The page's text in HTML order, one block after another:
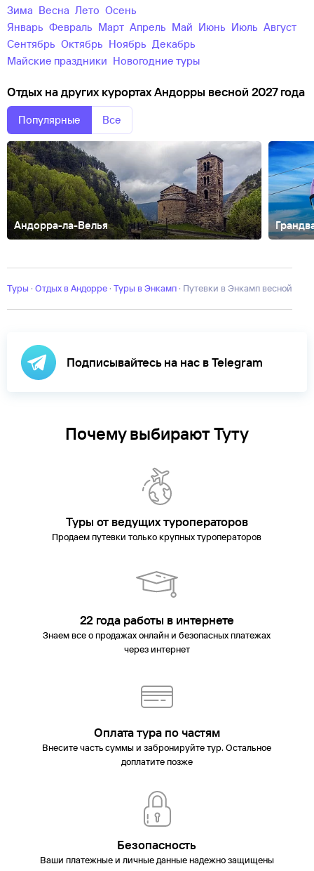
зима весна лето
осень
Январь
Февраль Март Апрель Май Июнь Июль
Август
Сентябрь
Октябрь Ноябрь
Декабрь
майские праздники
новогодние туры
Отдых на других курортах Андорры весной 2027 года
Популярные Все
Андорра-ла-Велья
Туры · Отдых в Андорре · Туры в Энкамп · Путевки в Энкамп весной
Подписывайтесь на нас в Telegram
Почему выбирают Туту
Туры от ведущих туроператоров
Продаем путевки только крупных туроператоров
22 года работы в интернете
Знаем все о продажах онлайн и безопасных платежах
через интернет
Оплата тура по частям
Внесите часть суммы и забронируйте тур. Остальное
доплатите позже
Безопасность
Ваши платежные и личные данные надежно защищены